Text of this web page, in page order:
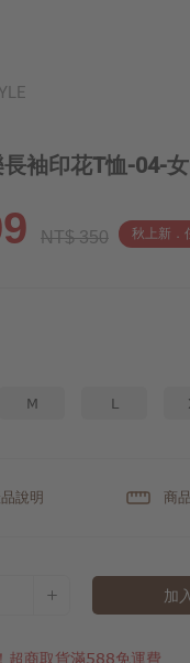
袖印花T恤-04-女
NT$ 350 秋上新．
M L
說明 商
加
超商取貨滿588免運費